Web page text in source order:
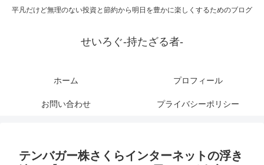
平凡だけど無理のない投資と節約から明日を豊かに楽しくするためのブログ
せいろぐ-持たざる者-
ホーム プロフィール
お問い合わせ プライバシーポリシー
テンバガー株さくらインターネットの浮き